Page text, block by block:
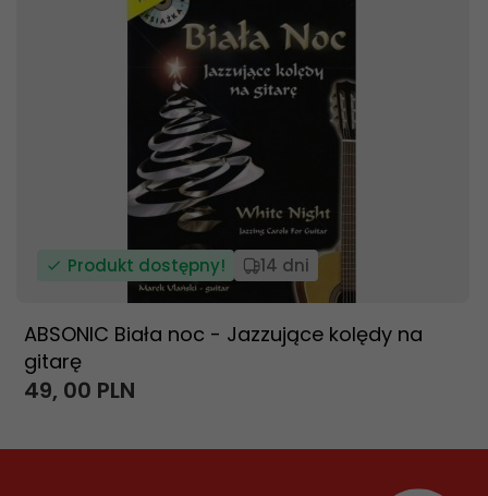
Produkt dostępny! 14 dni
ABSONIC Biała noc - Jazzujące kolędy na
gitarę
49, 00 PLN